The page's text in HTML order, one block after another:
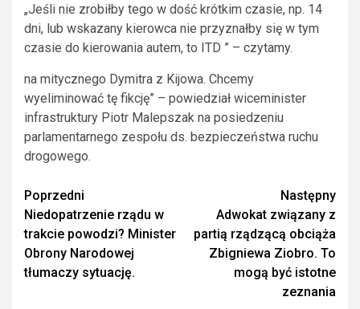
„Jeśli nie zrobiłby tego w dość krótkim czasie, np. 14
dni, lub wskazany kierowca nie przyznałby się w tym
czasie do kierowania autem, to ITD ” – czytamy.
na mitycznego Dymitra z Kijowa. Chcemy
wyeliminować tę fikcję” – powiedział wiceminister
infrastruktury Piotr Malepszak na posiedzeniu
parlamentarnego zespołu ds. bezpieczeństwa ruchu
drogowego.
Zobacz
wpisy
Poprzedni
Niedopatrzenie rządu w
trakcie powodzi? Minister
Obrony Narodowej
tłumaczy sytuację.
Następny
Adwokat związany z
partią rządzącą obciąża
Zbigniewa Ziobro. To
mogą być istotne
zeznania